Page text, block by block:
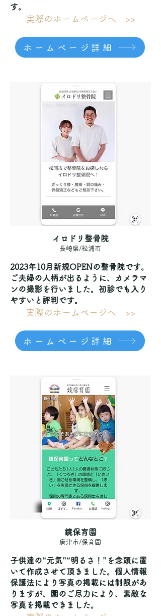
す。
実際のホームページへ >>
ホームページ詳細
イロドリ整骨院
長崎県/松浦市
2023年10月新規OPENの整骨院です。
ご夫婦の人柄が出るように、カメラマ
ンの撮影を行いました。初診でも入り
やすいと評判です。
実際のホームページへ >>
ホームページ詳細
鏡保育園
唐津市/保育園
子供達の“元気”“明るさ！”を念頭に置
いて作成させて頂きました。個人情報
保護法により写真の掲載には制限があ
りますが、園のご尽力により、素敵な
写真を掲載できました。